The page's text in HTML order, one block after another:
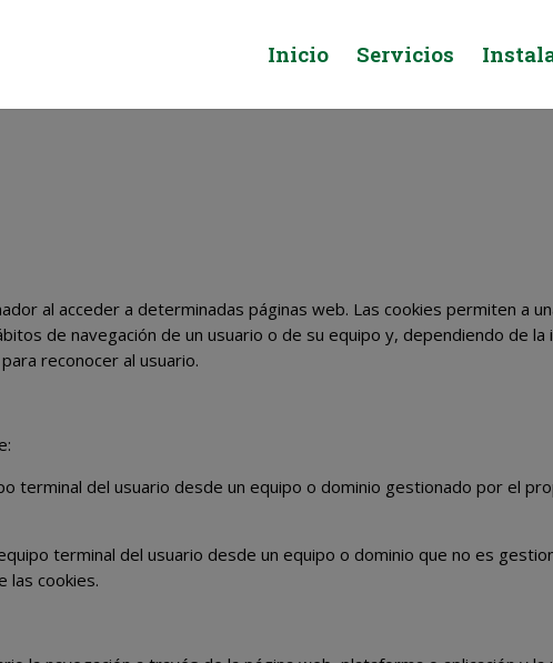
Inicio Servicios
al acceder a determinadas páginas web. Las cookies permiten a
de navegación de un usuario o de su equipo y, dependiendo de
reconocer al usuario.
terminal del usuario desde un equipo o dominio gestionado por el
terminal del usuario desde un equipo o dominio que no es
las cookies.